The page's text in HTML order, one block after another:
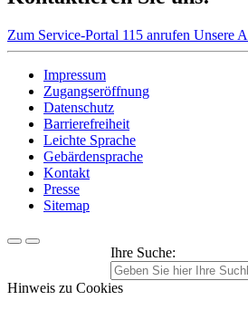
Zum Service-Portal 115 anrufen Unsere
Impressum
Zugangseröffnung
Datenschutz
Barrierefreiheit
Leichte Sprache
Gebärdensprache
Kontakt
Presse
Sitemap
Ihre Suche:
Hinweis zu Cookies